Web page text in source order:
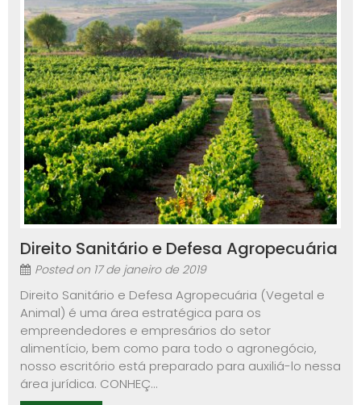
Direito Sanitário e Defesa Agropecuária
Posted on 17 de janeiro de 2019
Direito Sanitário e Defesa Agropecuária (Vegetal e
Animal) é uma área estratégica para os
empreendedores e empresários do setor
alimentício, bem como para todo o agronegócio,
nosso escritório está preparado para auxiliá-lo nessa
área jurídica. CONHEÇ...